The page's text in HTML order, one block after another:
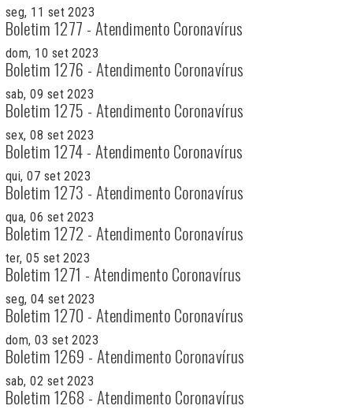
seg, 11 set 2023
Boletim 1277 - Atendimento Coronavírus
dom, 10 set 2023
Boletim 1276 - Atendimento Coronavírus
sab, 09 set 2023
Boletim 1275 - Atendimento Coronavírus
sex, 08 set 2023
Boletim 1274 - Atendimento Coronavírus
qui, 07 set 2023
Boletim 1273 - Atendimento Coronavírus
qua, 06 set 2023
Boletim 1272 - Atendimento Coronavírus
ter, 05 set 2023
Boletim 1271 - Atendimento Coronavírus
seg, 04 set 2023
Boletim 1270 - Atendimento Coronavírus
dom, 03 set 2023
Boletim 1269 - Atendimento Coronavírus
sab, 02 set 2023
Boletim 1268 - Atendimento Coronavírus